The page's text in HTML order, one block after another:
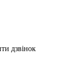
дзвінок